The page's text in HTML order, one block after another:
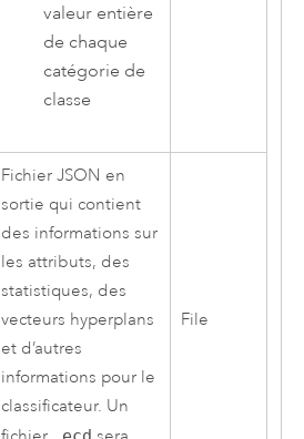
valeur entière
de chaque
catégorie de
classe
Fichier JSON en
sortie qui contient
des informations sur
les attributs, des
statistiques, des
vecteurs hyperplans
et d’autres
informations pour le
classificateur. Un
File